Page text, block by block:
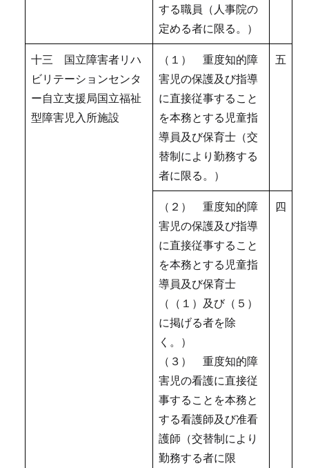
する職員（人事院の
定める者に限る。）
十三 国立障害者リハ
ビリテーションセンタ
ー自立支援局国立福祉
型障害児入所施設
（１） 重度知的障
害児の保護及び指導
に直接従事すること
を本務とする児童指
導員及び保育士（交
替制により勤務する
者に限る。）
五
（２） 重度知的障
害児の保護及び指導
に直接従事すること
を本務とする児童指
導員及び保育士
（（１）及び（５）
に掲げる者を除
く。）
（３） 重度知的障
害児の看護に直接従
事することを本務と
する看護師及び准看
護師（交替制により
勤務する者に限
四